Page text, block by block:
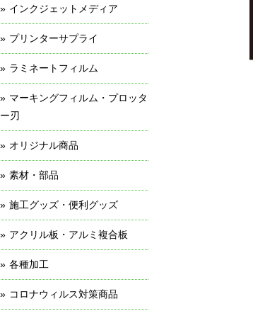
インクジェットメディア
プリンターサプライ
ラミネートフィルム
マーキングフィルム・プロッタ
ー刃
オリジナル商品
素材・部品
施工グッズ・便利グッズ
アクリル板・アルミ複合板
各種加工
コロナウィルス対策商品